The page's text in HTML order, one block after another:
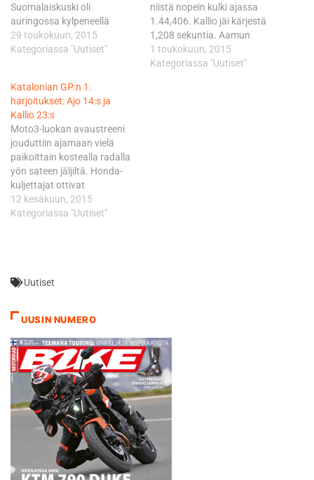
Suomalaiskuski oli
auringossa kylpeneellä
suosikkiradallaan toisena,
kun sessiota oli jäljellä enää
pystyi alittamaan Ajon ajan
1.59,055 Mugellon 5,2
kilometrin mittaisella radalla.
Kärkikolmikon valloittivat
Hondalla kilpailevat Enea
Bastiani, Danny Kent ja
Niccolo Antonelli. Bastiani
paineli pohjiksi…
29 toukokuun, 2015
Kategoriassa "Uutiset"
niistä nopein kulki ajassa
1.44,406. Kallio jäi kärjestä
1,208 sekuntia. Aamun
harjoituksen ykköspaikan
kuittasi tililleen hallitseva
1 toukokuun, 2015
Kategoriassa "Uutiset"
Katalonian GP:n 1.
harjoitukset: Ajo 14:s ja
Kallio 23:s
Moto3-luokan avaustreeni
jouduttiin ajamaan vielä
paikoittain kostealla radalla
yön sateen jäljiltä. Honda-
kuljettajat ottivat
viikonvaihteeseen
terävimmän startin
vakuuttavasti johtavan
sekunnilla. Efren Vazquez oli
kolmas 0,351 sekuntia
Navarrosta. Ajo
Motorsportin Red Bull KTM-
tehdastiimin trion kiireisin
oli…
12 kesäkuun, 2015
Kategoriassa "Uutiset"
Uutiset
UUSIN NUMERO